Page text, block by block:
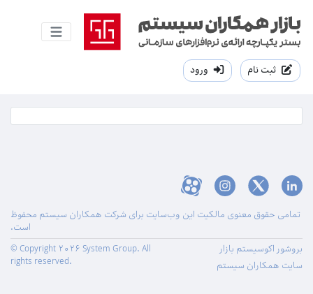
ثبت نام ورود
تمامی حقوق معنوی مالکیت این وب‌سایت برای شرکت همکاران سیستم محفوظ
است.
بروشور اکوسیستم بازار
سایت همکاران سیستم
© Copyright 2026 System Group. All
rights reserved.